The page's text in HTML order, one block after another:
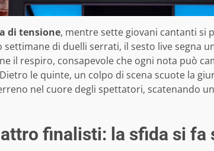
di tensione, mentre sette giovani cantanti si
di duelli serrati, il sesto live segna
il respiro, consapevole che ogni nota può
le quinte, un colpo di scena scuote la
nel cuore degli spettatori, scatenando
finalisti: la sfida si fa